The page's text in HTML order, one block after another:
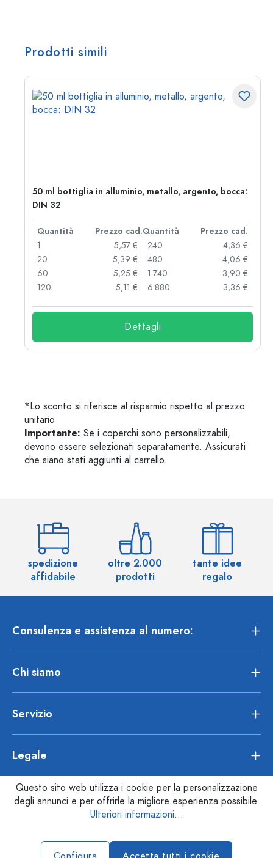
Prodotti simili
50 ml bottiglia in alluminio, metallo, argento, bocca:
DIN 32
Quantità Prezzo cad.Quantità
Prezzo cad.
1
5,57 €
20
5,39 €
60
5,25 €
120
5,11 €
240
4,36 €
480
4,06 €
1.740
3,90 €
6.880
3,36 €
Dettagli
*Lo sconto si riferisce al risparmio rispetto al prezzo
unitario
Importante: Se i coperchi sono personalizzabili,
devono essere selezionati separatamente. Assicurati
che siano stati aggiunti al carrello.
spedizione
affidabile
oltre 2.000
prodotti
tante idee
regalo
Consulenza e assistenza al numero:
Chi siamo
Servizio
Legale
Questo sito web utilizza i cookie per la personalizzazione
degli annunci e per offrirle la migliore esperienza possibile.
Ulteriori informazioni...